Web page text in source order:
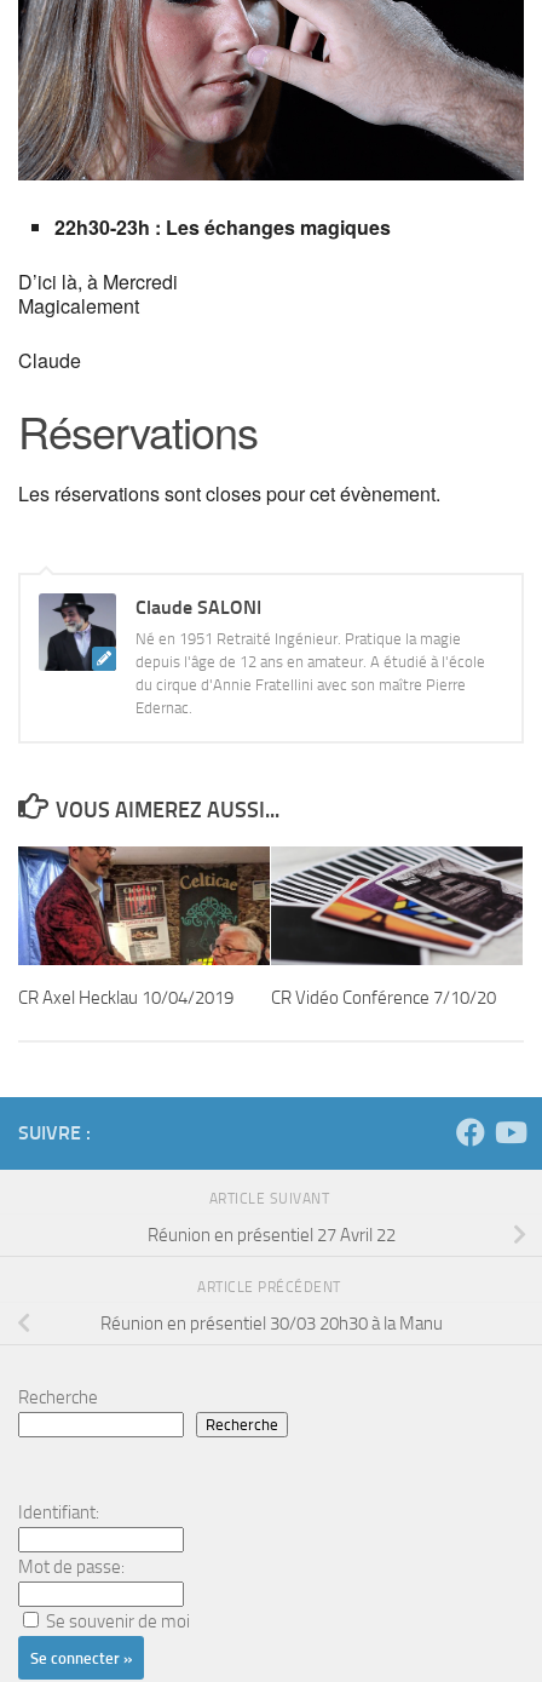
22h30-23h : Les échanges magiques
D’ici là, à Mercredi
Magicalement
Claude
Réservations
Les réservations sont closes pour cet évènement.
Claude SALONI
Né en 1951 Retraité Ingénieur. Pratique la magie
depuis l'âge de 12 ans en amateur. A étudié à l'école
du cirque d'Annie Fratellini avec son maître Pierre
Edernac.
VOUS AIMEREZ AUSSI...
CR Axel Hecklau 10/04/2019 CR Vidéo Conférence 7/10/20
SUIVRE :
ARTICLE SUIVANT
Réunion en présentiel 27 Avril 22
ARTICLE PRÉCÉDENT
Réunion en présentiel 30/03 20h30 à la Manu
Recherche
Recherche
Identifiant:
Mot de passe:
Se souvenir de moi